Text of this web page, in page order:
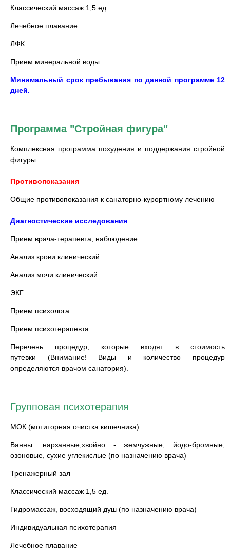
Классический массаж 1,5 ед.
Лечебное плавание
ЛФК
Прием минеральной воды
Минимальный срок пребывания по данной программе 12
дней.
Программа "Стройная фигура"
Комплексная программа похудения и поддержания стройной
фигуры.
Противопоказания
Общие противопоказания к санаторно-курортному лечению
Диагностические исследования
Прием врача-терапевта, наблюдение
Анализ крови клинический
Анализ мочи клинический
ЭКГ
Прием психолога
Прием психотерапевта
Перечень процедур, которые входят в стоимость
путевки (Внимание! Виды и количество процедур
определяются врачом санатория).
Групповая психотерапия
МОК (мотиторная очистка кишечника)
Ванны: нарзанные,хвойно - жемчужные, йодо-бромные,
озоновые, сухие углекислые (по назначению врача)
Тренажерный зал
Классический массаж 1,5 ед.
Гидромассаж, восходящий душ (по назначению врача)
Индивидуальная психотерапия
Лечебное плавание